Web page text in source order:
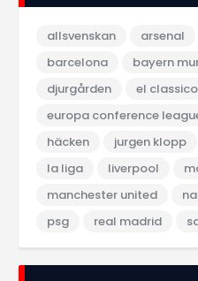
allsvenskan arsenal
barcelona
bayern
djurgården
el classico
europa conference
häcken
jurgen klopp
la liga
liverpool
manchester united
psg
real madrid